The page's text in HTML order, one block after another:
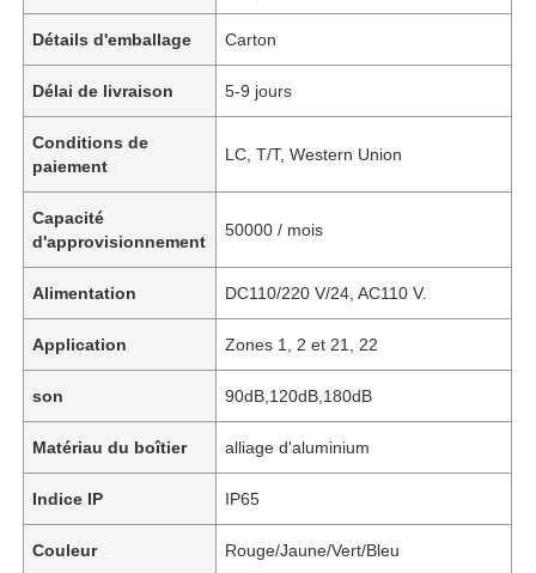
Détails d'emballage Carton
Délai de livraison 5-9 jours
Conditions de
paiement
LC, T/T, Western Union
Capacité
d'approvisionnement
50000 / mois
Alimentation DC110/220 V/24, AC110 V.
Application Zones 1, 2 et 21, 22
son 90dB,120dB,180dB
Matériau du boîtier alliage d'aluminium
Indice IP IP65
Couleur Rouge/Jaune/Vert/Bleu